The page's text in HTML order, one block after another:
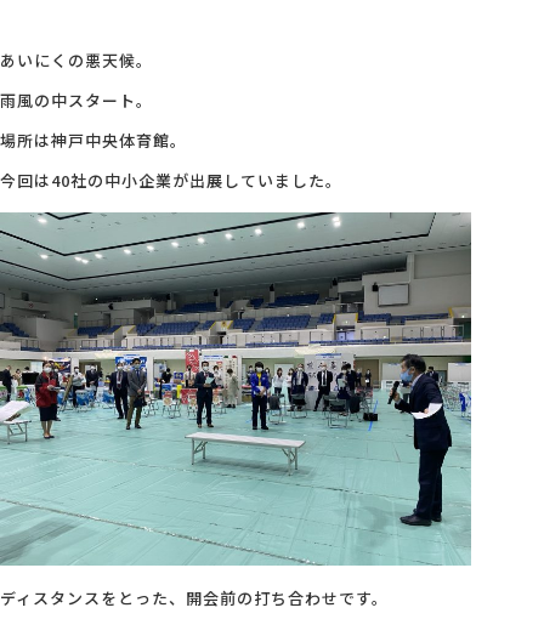
最新ブログ
会社概要
アクセス
採用情報
お問い合わせ
あいにくの悪天候。
雨風の中スタート。
場所は神戸中央体育館。
今回は40社の中小企業が出展していました。
ディスタンスをとった、開会前の打ち合わせです。